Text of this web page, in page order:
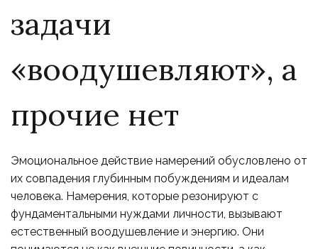
задачи
«воодушевляют», а
прочие нет
Эмоциональное действие намерений обусловлено от
их совпадения глубинным побуждениям и идеалам
человека. Намерения, которые резонируют с
фундаментальными нуждами личности, вызывают
естественный воодушевление и энергию. Они